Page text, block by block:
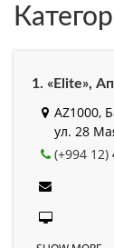
1. «Elite»,
AZ1000,
ул. 28
(+994 12)